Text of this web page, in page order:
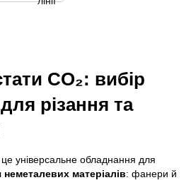
CO₂: вибір
різання та
універсальне обладнання для
неметалевих матеріалів: фанери й